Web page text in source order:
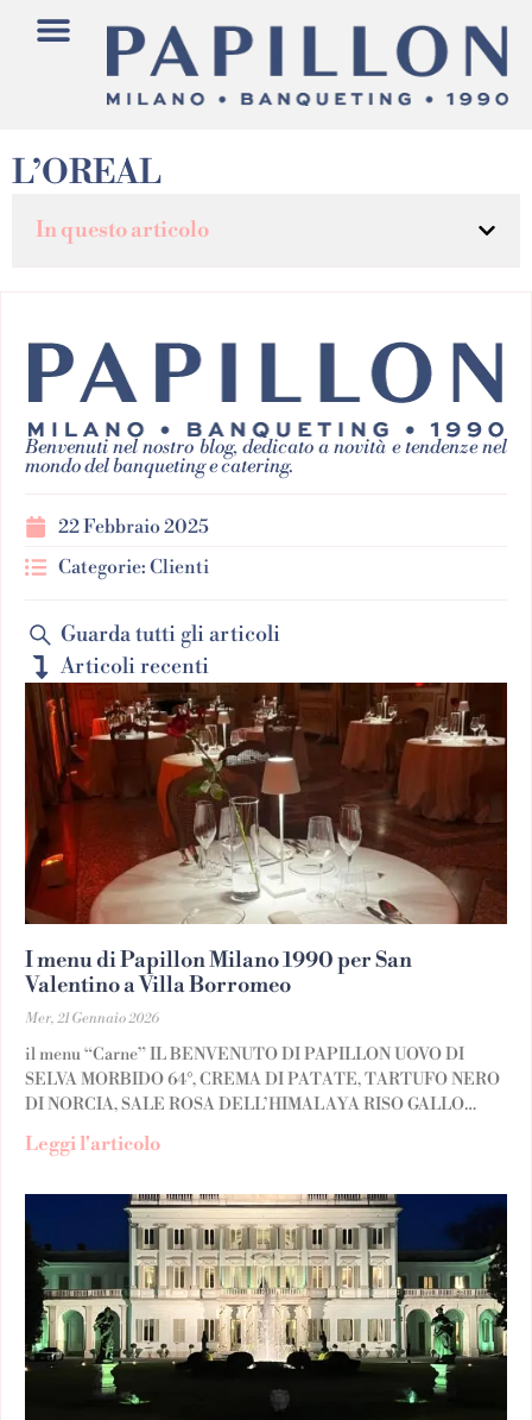
Benvenuti nel nostro blog, dedicato a novità e tendenze nel
mondo del banqueting e catering.
22 Febbraio 2025
Categorie: Clienti
Guarda tutti gli articoli
Articoli recenti
I menu di Papillon Milano 1990 per San
Valentino a Villa Borromeo
Mer, 21 Gennaio 2026
il menu “Carne” IL BENVENUTO DI PAPILLON UOVO DI
SELVA MORBIDO 64°, CREMA DI PATATE, TARTUFO NERO
DI NORCIA, SALE ROSA DELL’HIMALAYA RISO GALLO
Leggi l'articolo
L’OREAL
In questo articolo